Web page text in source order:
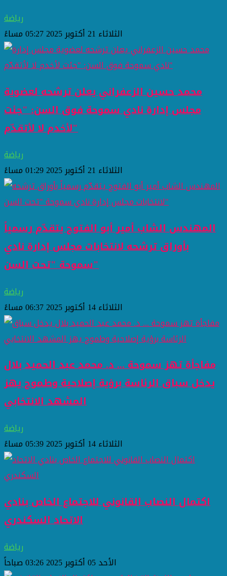
رياضة
الثلاثاء 21 أكتوبر 2025 05:27 مساءً
محمد حسين الزعفراني يعلن ترشحه لعضوية
مجلس إدارة نادي سموحة فوق السن: "جئت
لأخدم لا لأتقدّم"
رياضة
الثلاثاء 21 أكتوبر 2025 01:29 مساءً
المهندس الشاب أمير أبو الفتوح يتقدّم رسمياً
بأوراق ترشحه لانتخابات مجلس إدارة نادي
سموحة "تحت السن"
رياضة
الثلاثاء 14 أكتوبر 2025 06:37 مساءً
مفاجأة تهز سموحة ... د. محمد عبد الحميد بلال
يدخل سباق الرئاسة برؤية إصلاحية وطموح يهز
المشهد الانتخابي
رياضة
الثلاثاء 14 أكتوبر 2025 05:39 مساءً
اكتمال النصاب القانوني للاجتماع الخاص بنادي
الاتحاد السكندري
رياضة
الأحد 05 أكتوبر 2025 03:26 صباحاً